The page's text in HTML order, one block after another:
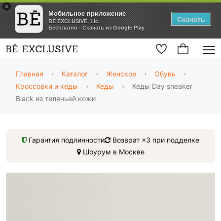
×
Мобильное приложение
BE EXCLUSIVE, Llc.
Бесплатно - Скачать из Google Play
Скачать
Главная Каталог Женское
Обувь
Кроссовки и кеды
Кеды
Кеды Day sneaker
Black из телячьей кожи
Гарантия подлинности
Возврат ×3 при подделке
Шоурум в Москве